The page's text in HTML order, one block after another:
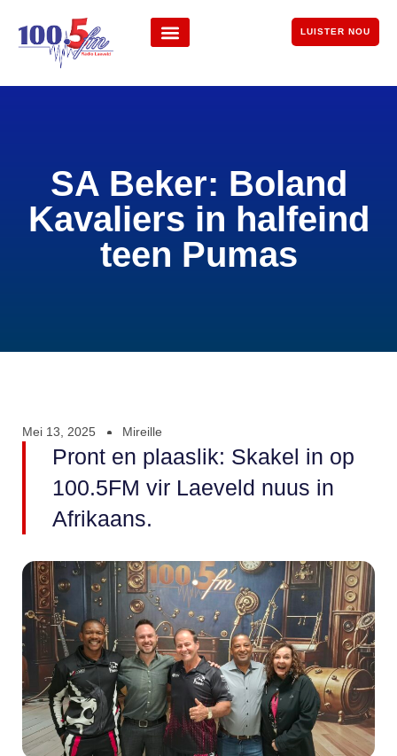
LUISTER NOU
SA Beker: Boland
Kavaliers in halfeind
teen Pumas
Mei 13, 2025 Mireille
Pront en plaaslik: Skakel in op
100.5FM vir Laeveld nuus in
Afrikaans.